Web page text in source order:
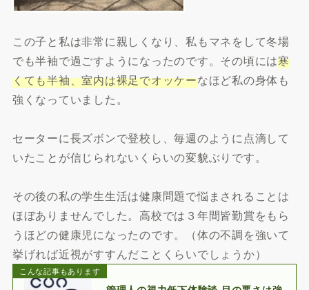
この子と私は非常に親しくなり、私もマネをして冬場
でも半袖で過ごすようになったのです。その頃には寒
くても半袖、室内は裸足でオッケーなほど私の身体も
強くなっていました。
セーターに長ズボンで登校し、毎週のように点滴して
いたことが信じられないくらいの変貌ぶりです。
その後の私の学生生活は健康問題で悩まされることは
ほぼありませんでした。高校では３年間皆勤賞をもら
うほどの健康児になったのです。（体の不調を強いて
挙げれば近視がすすんだことくらいでしょうか）
こんな記事もあります